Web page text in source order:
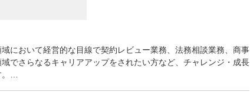
において経営的な目線で契約レビュー業務、法務相談業務、商事
でさらなるキャリアアップをされたい方など、チャレンジ・成長